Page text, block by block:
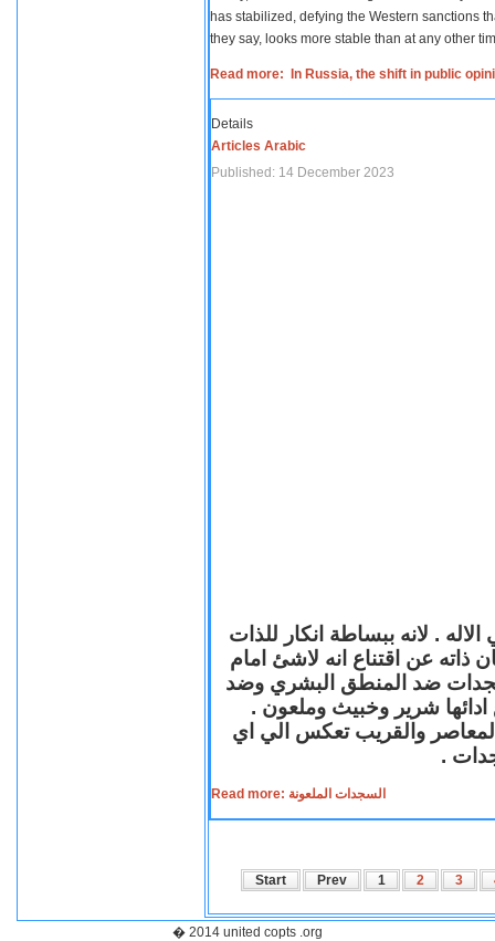
has stabilized, defying the Western sanctions
they say, looks more stable than at any other
Read more: In Russia, the shift in public
Details
Articles Arabic
Published: 14 December 2023
. لانه ببساطة انكار للذات
ذاته عن اقتناع انه لاشئ امام
ضد المنطق البشري وضد
ادائها شرير وخبيث وملعون .
المعاصر والقريب تعكس الي اي
.
Read more: السجدات الملعونة
Start Prev 1 2 3
� 2014 united copts .org